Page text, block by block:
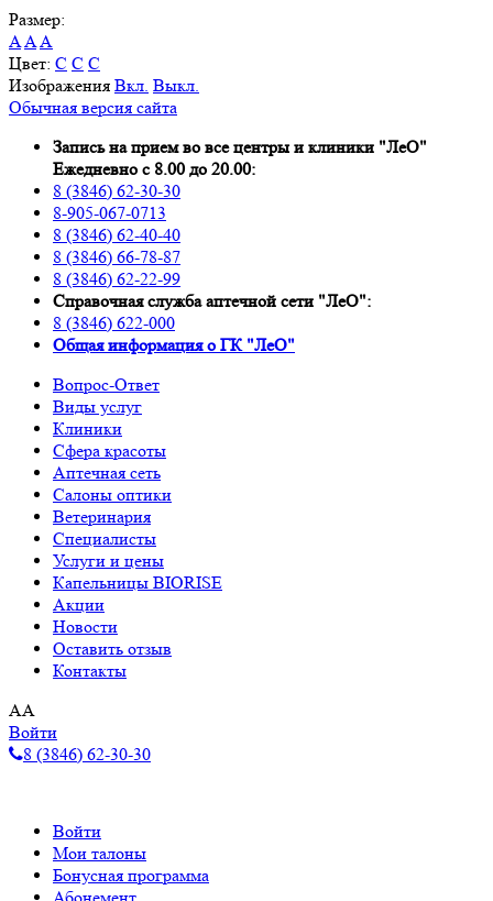
Размер:
AAA
Цвет: C C C
Изображения Вкл. Выкл.
Обычная версия сайта
Запись на прием во все центры и клиники "ЛеО"
Ежедневно с 8.00 до 20.00:
8 (3846) 62-30-30
8-905-067-0713
8 (3846) 62-40-40
8 (3846) 66-78-87
8 (3846) 62-22-99
Справочная служба аптечной сети "ЛеО":
8 (3846) 622-000
Oбщая информация о ГК "ЛеО"
Вопрос-Ответ
Виды услуг
Клиники
Сфера красоты
Аптечная сеть
Салоны оптики
Ветеринария
Специалисты
Услуги и цены
Капельницы BIORISE
Акции
Новости
Оставить отзыв
Контакты
AA
Войти
8 (3846) 62-30-30
Войти
Мои талоны
Бонусная программа